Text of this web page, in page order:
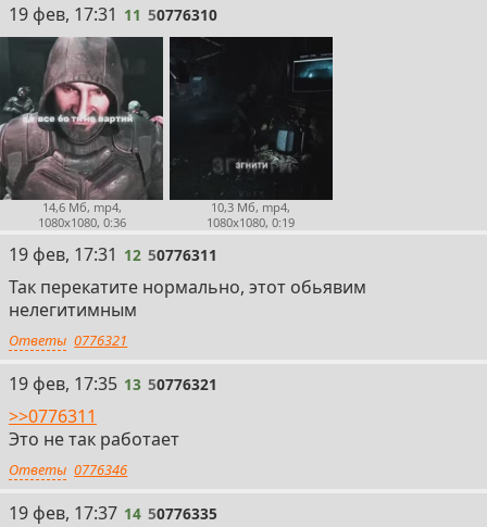
11
19 фев, 17:31 11 50776310
14,6 Мб, mp4,
1080x1080, 0:36
10,3 Мб, mp4,
1080x1080, 0:19
12
19 фев, 17:31 12 50776311
Так перекатите нормально, этот обьявим
нелегитимным
Ответы 0776321
13
19 фев, 17:35 13 50776321
>>0776311
Это не так работает
Ответы 0776346
14
19 фев, 17:37 14 50776335